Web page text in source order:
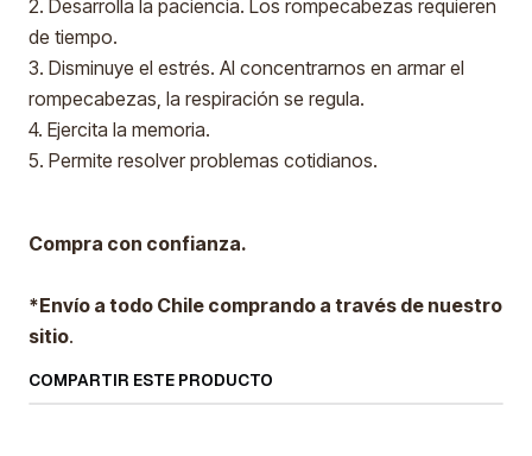
2. Desarrolla la paciencia. Los rompecabezas requieren
de tiempo.
3. Disminuye el estrés. Al concentrarnos en armar el
rompecabezas, la respiración se regula.
4. Ejercita la memoria.
5. Permite resolver problemas cotidianos.
Compra con confianza.
*Envío a todo Chile comprando a través de nuestro
sitio.
COMPARTIR ESTE PRODUCTO